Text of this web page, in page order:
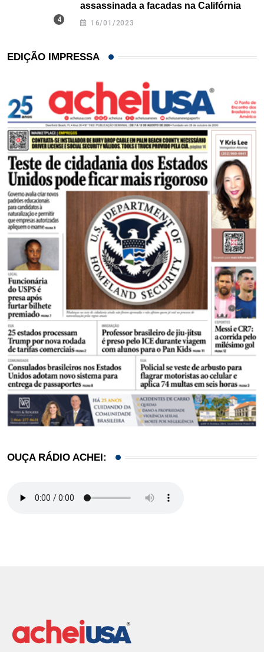
assassinada a facadas na Califórnia
16/01/2023
EDIÇÃO IMPRESSA
OUÇA RÁDIO ACHEI: